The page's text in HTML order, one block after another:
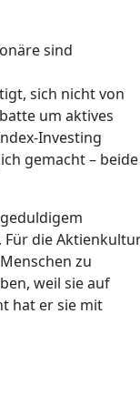
sind
sich nicht von
um aktives
Investing
gemacht – beide
die
zu
weil sie auf
hat er sie mit